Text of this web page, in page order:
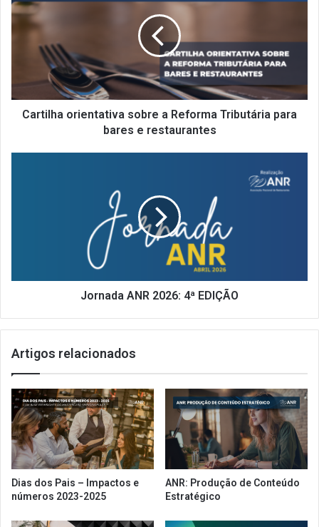
sobre
a
Tributária
bares
e
restaurantes
Cartilha orientativa sobre a Reforma Tributária para
bares e restaurantes
Jornada ANR 2026: 4ª EDIÇÃO
Artigos relacionados
Dias dos Pais – Impactos e
números 2023-2025
ANR: Produção de Conteúdo
Estratégico